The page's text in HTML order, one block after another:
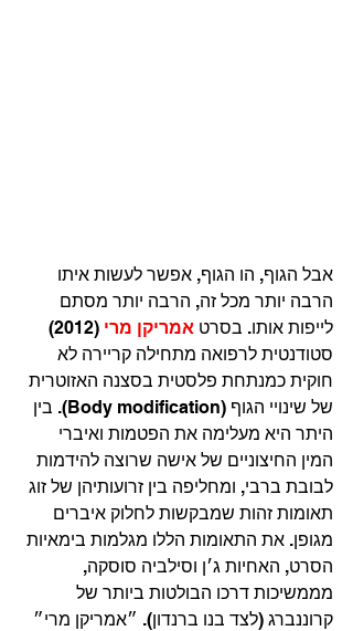
אבל הגוף, הו הגוף, אפשר לעשות איתו
הרבה יותר מכל זה, הרבה יותר מסתם
לייפות אותו. בסרט אמריקן מרי
(2012)
סטודנטית לרפואה מתחילה קריירה לא
חוקית כמנתחת פלסטית בסצנה האזוטרית
של שינויי הגוף (Body modification). בין
היתר היא מעלימה את הפטמות ואיברי
המין החיצוניים של אישה שרוצה להידמות
לבובת ברבי, ומחליפה בין זרועותיהן של זוג
תאומות זהות שמבקשות לחלוק איברים
מגופן. את התאומות הללו מגלמות בימאיות
הסרט, האחיות ג׳ן וסילביה סוסקה,
מממשיכות דרכו הבולטות ביותר של
קרוננברג (לצד בנו ברנדון). ״אמריקן מרי״